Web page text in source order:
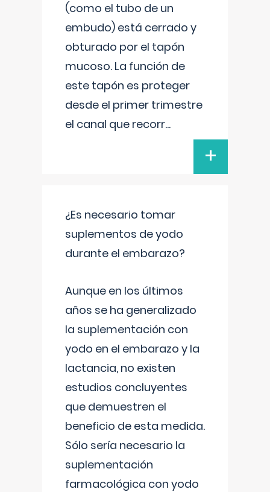
(como el tubo de un
embudo) está cerrado y
obturado por el tapón
mucoso. La función de
este tapón es proteger
desde el primer trimestre
el canal que recorr...
+
¿Es necesario tomar
suplementos de yodo
durante el embarazo?
Aunque en los últimos
años se ha generalizado
la suplementación con
yodo en el embarazo y la
lactancia, no existen
estudios concluyentes
que demuestren el
beneficio de esta medida.
Sólo sería necesario la
suplementación
farmacológica con yodo